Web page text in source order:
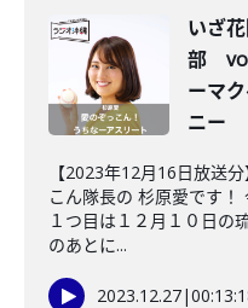
いざ
部
ーマ
ニー
【2023年12月16日放送
こん隊長の 杉原愛です！
１つ目は１２月１０日の
のあとに...
2023.12.27|